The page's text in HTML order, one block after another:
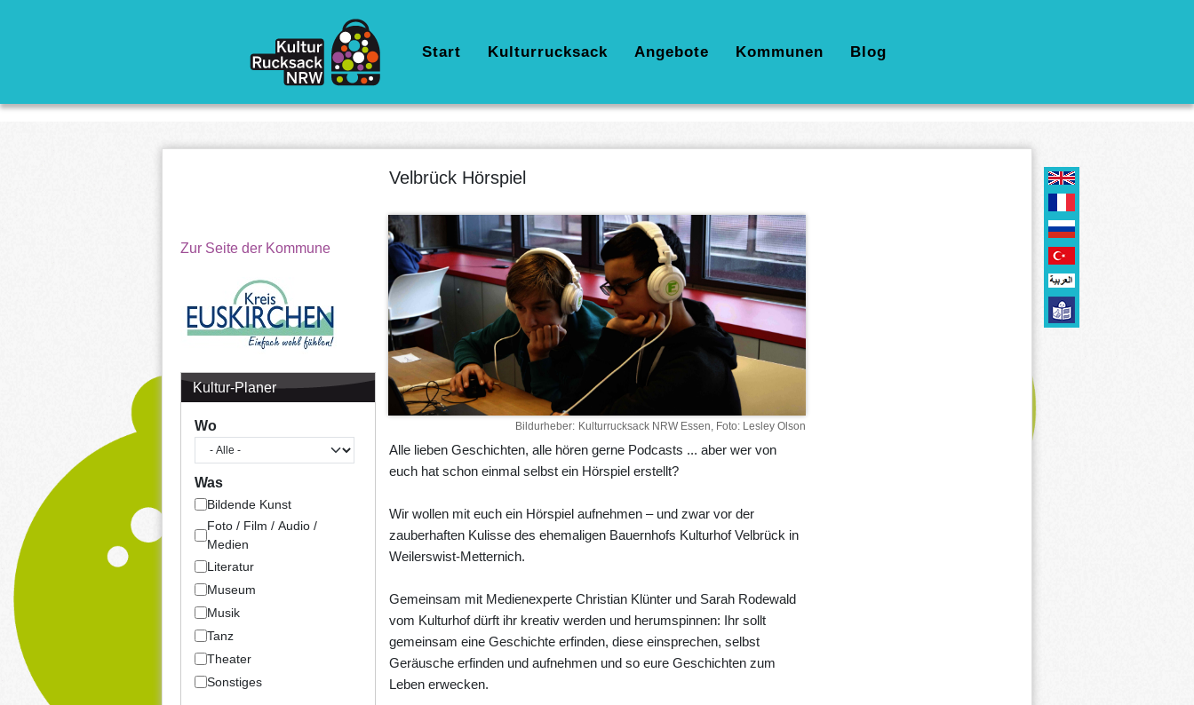
Hauptnavigation
Start Kulturrucksack Angebote Kommunen Blog
Zur Seite der Kommune
Kultur-Planer
Wo
Was
Bildende Kunst
Foto / Film / Audio /
Medien
Literatur
Museum
Musik
Tanz
Theater
Sonstiges
Velbrück Hörspiel
Bildurheber Kulturrucksack NRW Essen, Foto: Lesley Olson
Alle lieben Geschichten, alle hören gerne Podcasts ... aber wer von
euch hat schon einmal selbst ein Hörspiel erstellt?
Wir wollen mit euch ein Hörspiel aufnehmen – und zwar vor der
zauberhaften Kulisse des ehemaligen Bauernhofs Kulturhof Velbrück in
Weilerswist-Metternich.
Gemeinsam mit Medienexperte Christian Klünter und Sarah Rodewald
vom Kulturhof dürft ihr kreativ werden und herumspinnen: Ihr sollt
gemeinsam eine Geschichte erfinden, diese einsprechen, selbst
Geräusche erfinden und aufnehmen und so eure Geschichten zum
Leben erwecken.